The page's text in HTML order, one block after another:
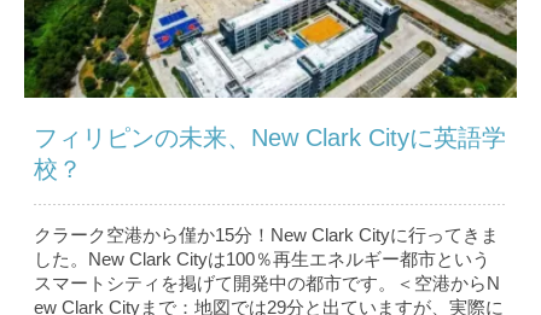
フィリピンの未来、New Clark Cityに英語学
校？
クラーク空港から僅か15分！New Clark Cityに行ってきま
した。New Clark Cityは100％再生エネルギー都市という
スマートシティを掲げて開発中の都市です。＜空港からN
ew Clark Cityまで：地図では29分と出ていますが、実際に